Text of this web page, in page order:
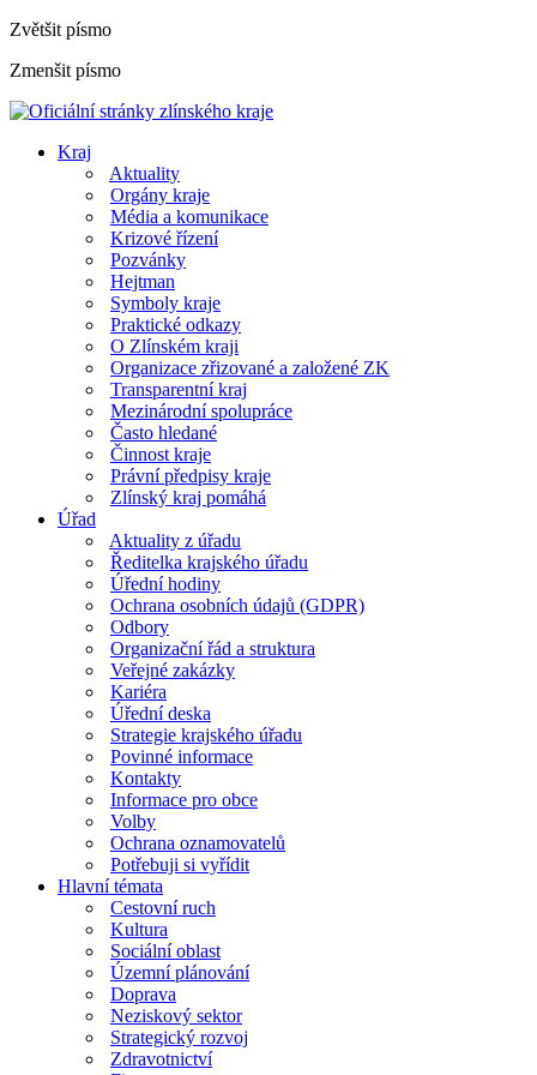
Zvětšit písmo
Zmenšit písmo
Kraj
Aktuality
Orgány kraje
Média a komunikace
Krizové řízení
Pozvánky
Hejtman
Symboly kraje
Praktické odkazy
O Zlínském kraji
Organizace zřizované a založené ZK
Transparentní kraj
Mezinárodní spolupráce
Často hledané
Činnost kraje
Právní předpisy kraje
Zlínský kraj pomáhá
Úřad
Aktuality z úřadu
Ředitelka krajského úřadu
Úřední hodiny
Ochrana osobních údajů (GDPR)
Odbory
Organizační řád a struktura
Veřejné zakázky
Kariéra
Úřední deska
Strategie krajského úřadu
Povinné informace
Kontakty
Informace pro obce
Volby
Ochrana oznamovatelů
Potřebuji si vyřídit
Hlavní témata
Cestovní ruch
Kultura
Sociální oblast
Územní plánování
Doprava
Neziskový sektor
Strategický rozvoj
Zdravotnictví